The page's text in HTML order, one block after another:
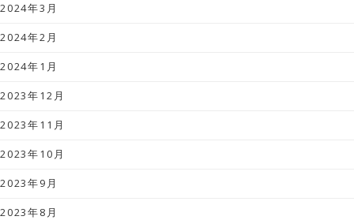
2024年3月
2024年2月
2024年1月
2023年12月
2023年11月
2023年10月
2023年9月
2023年8月